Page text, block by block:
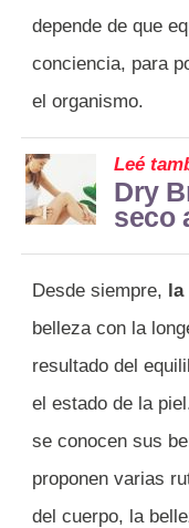
depende de que
conciencia, para
el organismo.
Leé
Dry
seco
Desde siempre, la
belleza con la
resultado del
el estado de la
se conocen sus
proponen varias
del cuerpo, la